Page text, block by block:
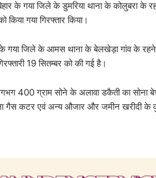
के गया जिले के डुमरिया थाना के कोलुबरा
किया गया गिरफ्तार किया।
के गया जिले के आमस थाना के बेलखेड़ा गांव के रहने
19 सितम्बर को की गई है।
400 ग्राम सोने के अलावा डकैती का सोना
गैस कटर एवं अन्य औजार और जमीन खरीदी